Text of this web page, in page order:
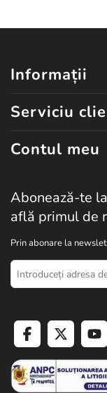
Informații
Serviciu
Contul meu
Abonează-te
află primul de
Prin abonare la